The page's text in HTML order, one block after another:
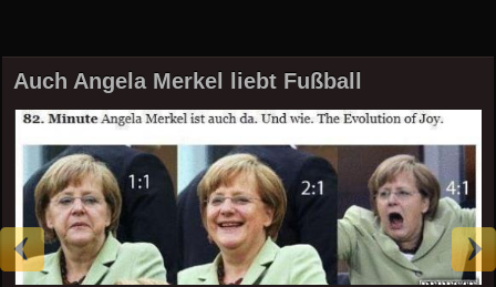
Auch Angela Merkel liebt Fußball